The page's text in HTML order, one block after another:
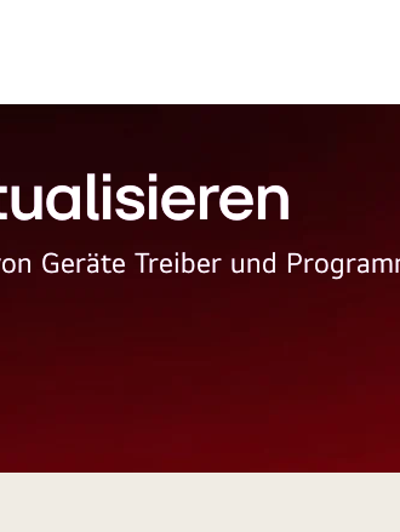
Geräte Treiber und